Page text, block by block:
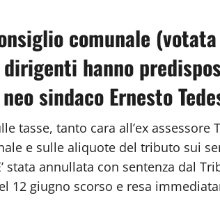
comunale
hanno
sindaco Ernesto
tasse, tanto cara all’ex assessore
e sulle aliquote del tributo sui
stata annullata con sentenza dal
12 giugno scorso e resa